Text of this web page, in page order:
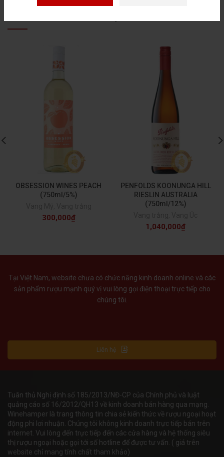
OBSESSION WINES PEACH
(750ml/5%)
300,000₫
PENFOLDS KOONUNGA HILL
RIESLIN AUSTRALIA
(750ml/12%)
1,040,000₫
Tại Việt Nam, website chưa có chức năng kinh doanh online và các
sản phẩm rượu mạnh quý vị vui lòng gọi điện thoại trực tiếp cho
chúng tôi.
Liên hệ
Tuân thủ Nghị định số 185/2013/NĐ-CP của Chính phủ và luật
quảng cáo số 16/2012/QH13 về kinh doanh bán hàng qua mạng.
Winehamper là trang thông tin chia sẻ kiến thức về rượu ngoại hoạt
động phi lơi nhuận. Chúng tôi không kinh doanh trực tiếp bán trên
internet. Vui lòng đến trực tiếp đến các cửa hàng và hệ thống siêu
thị rượu ngoại hoặc gọi tới số hotline để được tư vấn. ( giá trên
website chỉ mang tính chất tham khảo)